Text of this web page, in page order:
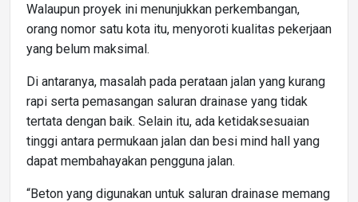
Walaupun proyek ini menunjukkan perkembangan,
orang nomor satu kota itu, menyoroti kualitas pekerjaan
yang belum maksimal.
Di antaranya, masalah pada perataan jalan yang kurang
rapi serta pemasangan saluran drainase yang tidak
tertata dengan baik. Selain itu, ada ketidaksesuaian
tinggi antara permukaan jalan dan besi mind hall yang
dapat membahayakan pengguna jalan.
“Beton yang digunakan untuk saluran drainase memang